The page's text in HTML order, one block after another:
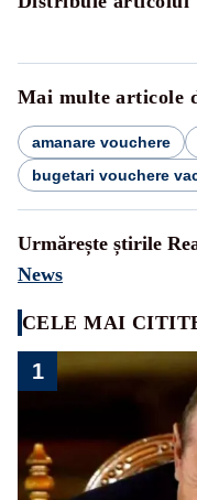
Mai multe articole
amanare vouchere
bugetari vouchere
Urmărește știrile
News
CELE MAI
1